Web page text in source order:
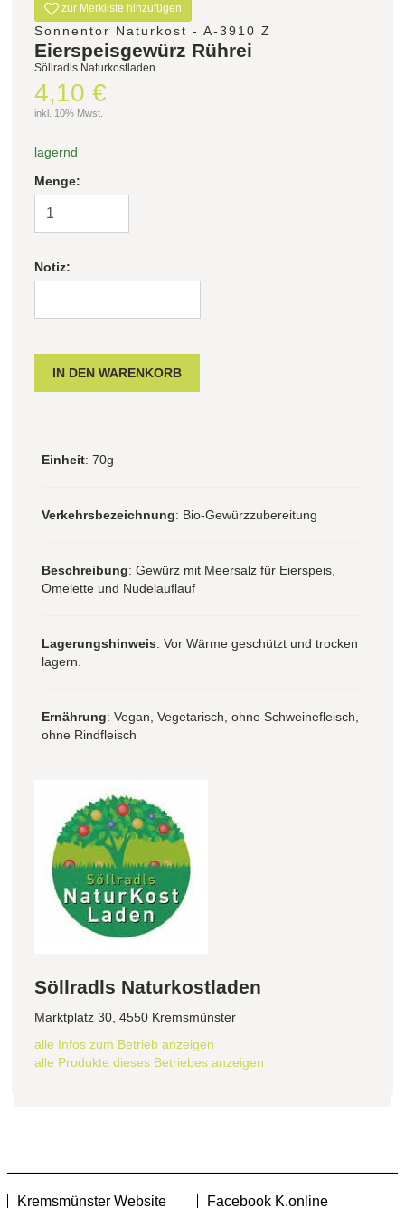
zur Merkliste hinzufügen
Sonnentor Naturkost - A-3910 Z
Eierspeisgewürz Rührei
Söllradls Naturkostladen
4,10 €
inkl. 10% Mwst.
lagernd
Menge:
Notiz:
Einheit: 70g
Verkehrsbezeichnung: Bio-Gewürzzubereitung
Beschreibung: Gewürz mit Meersalz für Eierspeis,
Omelette und Nudelauflauf
Lagerungshinweis: Vor Wärme geschützt und trocken
lagern.
Ernährung: Vegan, Vegetarisch, ohne Schweinefleisch,
ohne Rindfleisch
Söllradls Naturkostladen
Marktplatz 30, 4550 Kremsmünster
alle Infos zum Betrieb anzeigen
alle Produkte dieses Betriebes anzeigen
Kremsmünster Website Facebook K.online